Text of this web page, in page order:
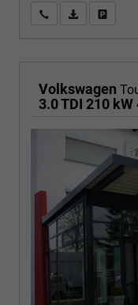
Wir rufen Sie an
PDF-
Volkswagen